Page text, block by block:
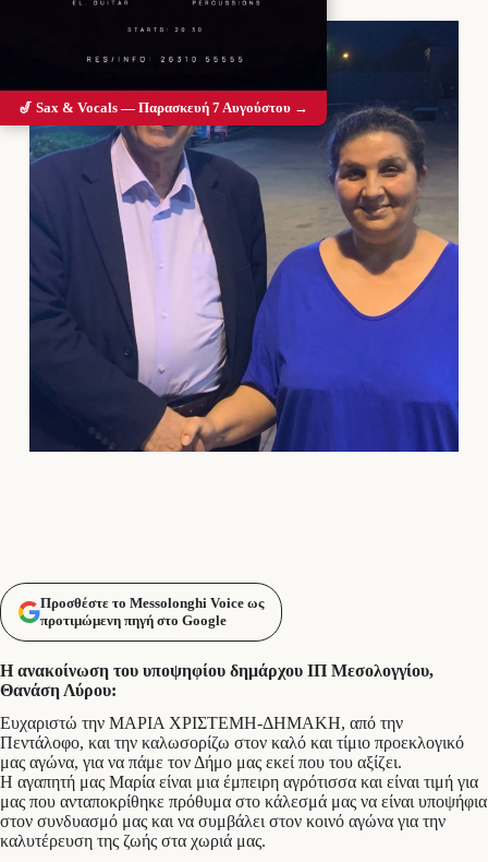
Προσθέστε το Messolonghi Voice ως
προτιμώμενη πηγή στο Google
Η ανακοίνωση του υποψηφίου δημάρχου ΙΠ Μεσολογγίου,
Θανάση Λύρου:
Ευχαριστώ την ΜΑΡΙΑ ΧΡΙΣΤΕΜΗ-ΔΗΜΑΚΗ, από την
Πεντάλοφο, και την καλωσορίζω στον καλό και τίμιο προεκλογικό
μας αγώνα, για να πάμε τον Δήμο μας εκεί που του αξίζει.
Η αγαπητή μας Μαρία είναι μια έμπειρη αγρότισσα και είναι τιμή για
μας που ανταποκρίθηκε πρόθυμα στο κάλεσμά μας να είναι υποψήφια
στον συνδυασμό μας και να συμβάλει στον κοινό αγώνα για την
καλυτέρευση της ζωής στα χωριά μας.
🎷 Sax & Vocals — Παρασκευή 7 Αυγούστου →